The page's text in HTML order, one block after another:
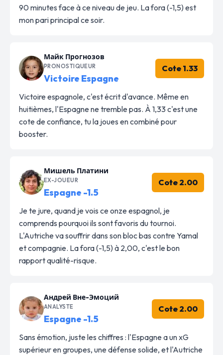
90 minutes face à ce niveau de jeu. La fora (-1,5) est
mon pari principal ce soir.
Майк Прогнозов
PRONOSTIQUEUR
Victoire Espagne
Cote 1.33
Victoire espagnole, c'est écrit d'avance. Même en
huitièmes, l'Espagne ne tremble pas. À 1,33 c'est une
cote de confiance, tu la joues en combiné pour
booster.
Мишель Платини
EX-JOUEUR
Espagne -1.5
Cote 2.00
Je te jure, quand je vois ce onze espagnol, je
comprends pourquoi ils sont favoris du tournoi.
L'Autriche va souffrir dans son bloc bas contre Yamal
et compagnie. La fora (-1,5) à 2,00, c'est le bon
rapport qualité-risque.
Андрей Вне-Эмоций
ANALYSTE
Espagne -1.5
Cote 2.00
Sans émotion, juste les chiffres : l'Espagne a un xG
supérieur en groupes, une défense solide, et l'Autriche